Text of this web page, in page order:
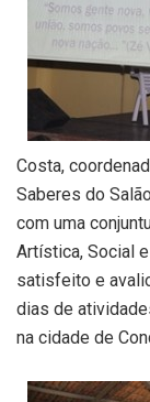
Costa,
Saberes do
com uma
Artística, Social
satisfeito e
dias de
na cidade de